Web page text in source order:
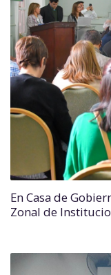
En Casa de
Zonal de